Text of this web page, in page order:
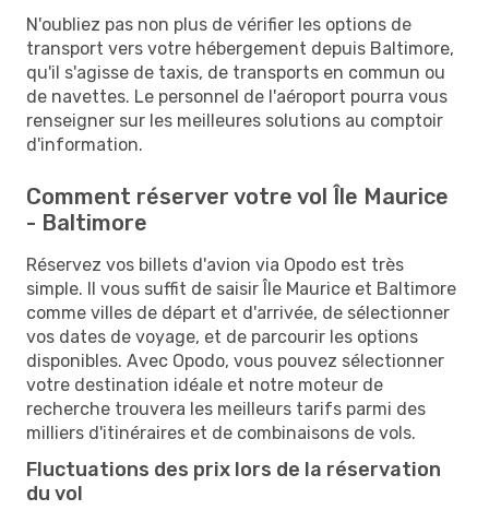
N'oubliez pas non plus de vérifier les options de
transport vers votre hébergement depuis Baltimore,
qu'il s'agisse de taxis, de transports en commun ou
de navettes. Le personnel de l'aéroport pourra vous
renseigner sur les meilleures solutions au comptoir
d'information.
Comment réserver votre vol Île Maurice
- Baltimore
Réservez vos billets d'avion via Opodo est très
simple. Il vous suffit de saisir Île Maurice et Baltimore
comme villes de départ et d'arrivée, de sélectionner
vos dates de voyage, et de parcourir les options
disponibles. Avec Opodo, vous pouvez sélectionner
votre destination idéale et notre moteur de
recherche trouvera les meilleurs tarifs parmi des
milliers d'itinéraires et de combinaisons de vols.
Fluctuations des prix lors de la réservation
du vol